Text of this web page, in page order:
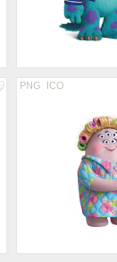
PNG ICO